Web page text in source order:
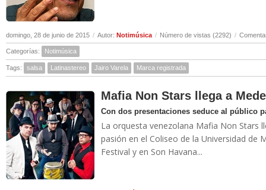
domingo, 28 de junio de 2015 / Autor: Notimúsica / Número de vistas (2292) /
Categorías: Notimúsica
Tags: salsa Latinastereo Jairo Varela Marca registrada
Mafia Non Stars llega a
Con dos presentaciones seduce al público
La orquesta venezolana Mafia Non Stars
pasión en el Coliseo de la Universidad de
Festival y en Son Havana...